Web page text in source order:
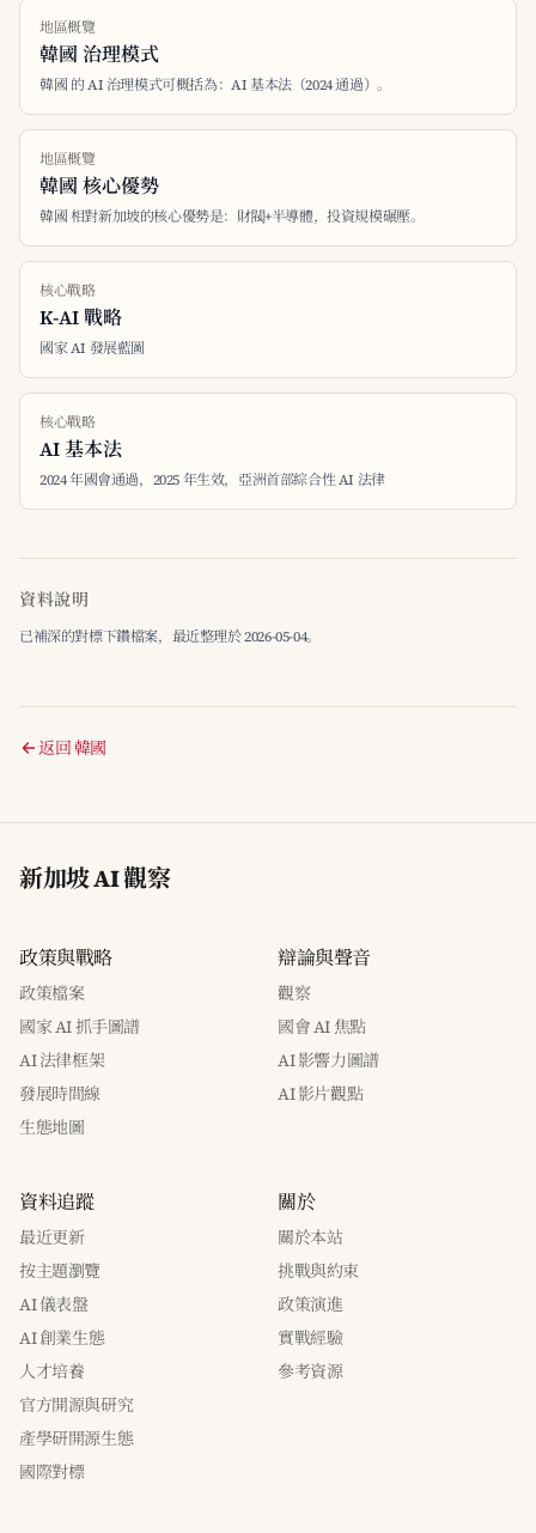
地區概覽
韓國 治理模式
韓國 的 AI 治理模式可概括為：AI 基本法（2024 通過）。
地區概覽
韓國 核心優勢
韓國 相對新加坡的核心優勢是：財閥+半導體，投資規模碾壓。
核心戰略
K-AI 戰略
國家 AI 發展藍圖
核心戰略
AI 基本法
2024 年國會通過，2025 年生效，亞洲首部綜合性 AI 法律
資料說明
已補深的對標下鑽檔案，最近整理於 2026-05-04。
返回 韓國
新加坡 AI 觀察
政策與戰略
政策檔案
國家 AI 抓手圖譜
AI 法律框架
發展時間線
生態地圖
辯論與聲音
觀察
國會 AI 焦點
AI 影響力圖譜
AI 影片觀點
資料追蹤
最近更新
按主題瀏覽
AI 儀表盤
AI 創業生態
人才培養
官方開源與研究
產學研開源生態
國際對標
關於
關於本站
挑戰與約束
政策演進
實戰經驗
參考資源